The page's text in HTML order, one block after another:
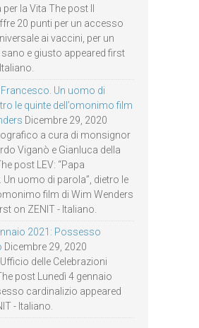
la Vita The post Il
20 punti per un accesso
ai vaccini, per un
e giusto appeared first
Francesco. Un uomo di
le quinte dell’omonimo film
Dicembre 29, 2020
a cura di monsignor
Viganò e Gianluca della
post LEV: “Papa
uomo di parola”, dietro le
film di Wim Wenders
on ZENIT - Italiano.
2021: Possesso
Dicembre 29, 2020
delle Celebrazioni
post Lunedì 4 gennaio
cardinalizio appeared
- Italiano.